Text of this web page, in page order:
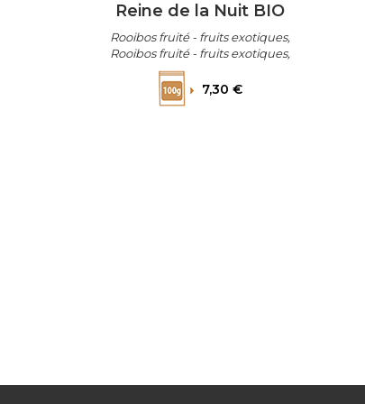
Reine de la Nuit BIO
Rooibos fruité - fruits exotiques,
Rooibos fruité - fruits exotiques,
Rooibos fruité - fruits exotiques
Prix
7,30 €